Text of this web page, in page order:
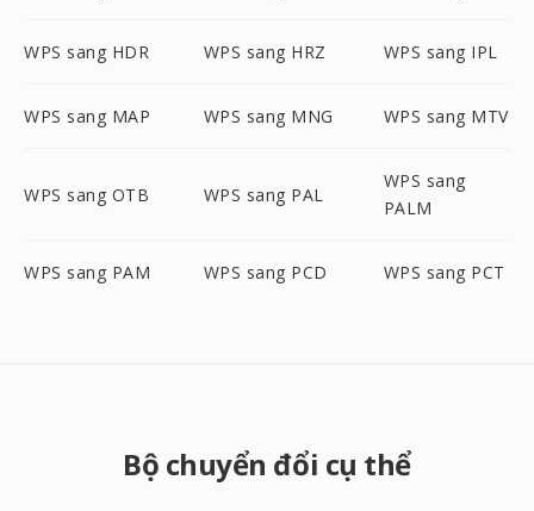
WPS sang HDR WPS sang HRZ WPS sang IPL
WPS sang MAP WPS sang MNG WPS sang MTV
WPS sang OTB WPS sang PAL
WPS sang
PALM
WPS sang PAM WPS sang PCD WPS sang PCT
Bộ chuyển đổi cụ thể